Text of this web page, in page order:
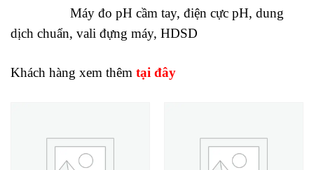
Máy đo pH cầm tay, điện cực pH, dung
dịch chuẩn, vali đựng máy, HDSD
Khách hàng xem thêm tại đây